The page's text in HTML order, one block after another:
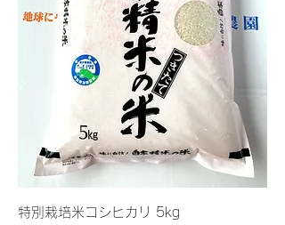
特別栽培米コシヒカリ 5kg